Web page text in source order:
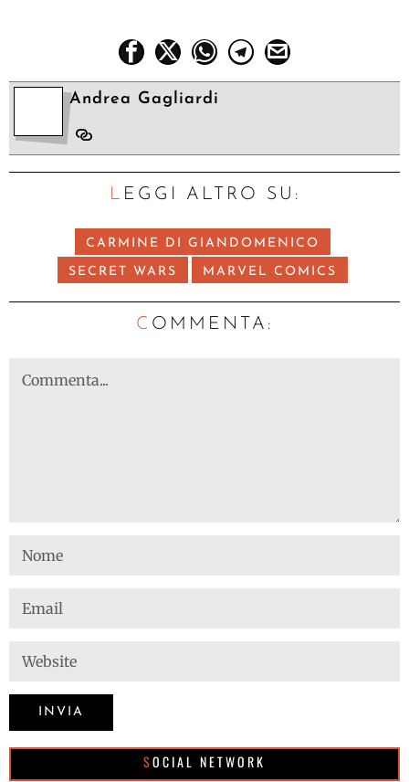
Andrea Gagliardi
LEGGI ALTRO SU:
CARMINE DI GIANDOMENICO
SECRET WARS MARVEL COMICS
C OMMENTA:
SOCIAL NETWORK